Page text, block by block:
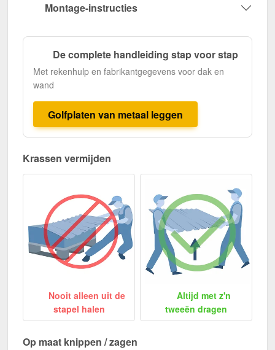
Montage-instructies
De complete handleiding stap voor stap
Met rekenhulp en fabrikantgegevens voor dak en
wand
Golfplaten van metaal leggen
Krassen vermijden
Nooit alleen uit de
stapel halen
Altijd met z'n
tweeën dragen
Op maat knippen / zagen